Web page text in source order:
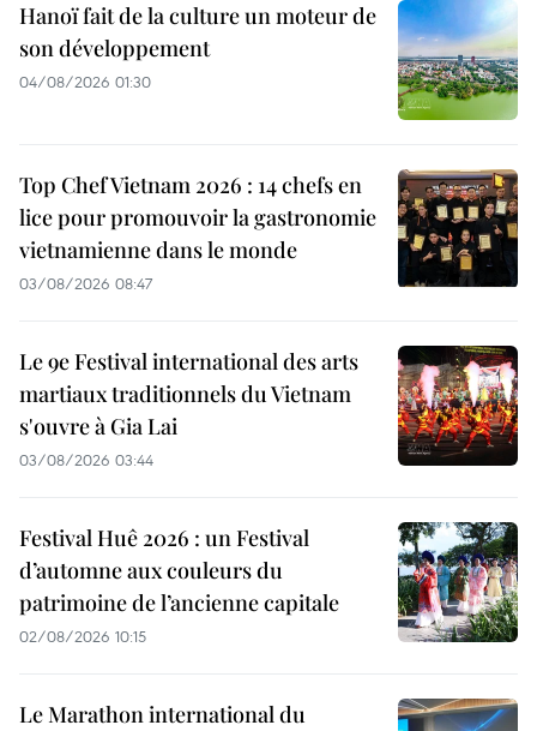
Hanoï fait de la culture un moteur de
son développement
04/08/2026 01:30
Top Chef Vietnam 2026 : 14 chefs en
lice pour promouvoir la gastronomie
vietnamienne dans le monde
03/08/2026 08:47
Le 9e Festival international des arts
martiaux traditionnels du Vietnam
s'ouvre à Gia Lai
03/08/2026 03:44
Festival Huê 2026 : un Festival
d’automne aux couleurs du
patrimoine de l’ancienne capitale
02/08/2026 10:15
Le Marathon international du